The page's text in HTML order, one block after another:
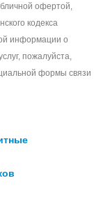
офертой,
кодекса
информации о
пожалуйста,
формы связи